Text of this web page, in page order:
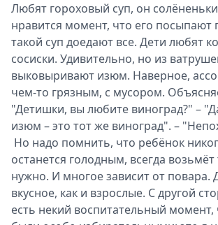
Любят гороховый суп, он
нравится момент, что его посыпают
такой суп доедают все. Дети любят
сосиски. Удивительно, но из
выковыривают изюм. Наверное,
чем-то грязным, с мусором.
"Детишки, вы любите виноград?" –
изюм – это тот же виноград". –
Но надо помнить, что ребёнок
останется голодным, всегда
нужно. И многое зависит от повара.
вкусное, как и взрослые. С другой
есть некий воспитательный